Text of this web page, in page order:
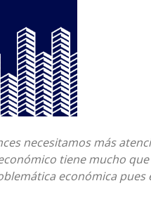
necesitamos más
tiene mucho
económica pues